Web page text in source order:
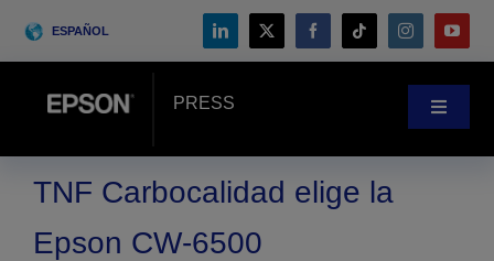
ESPAÑOL
PRESS
Toggle
Casos prácticos
TNF Carbocalidad elige la
Epson CW-6500